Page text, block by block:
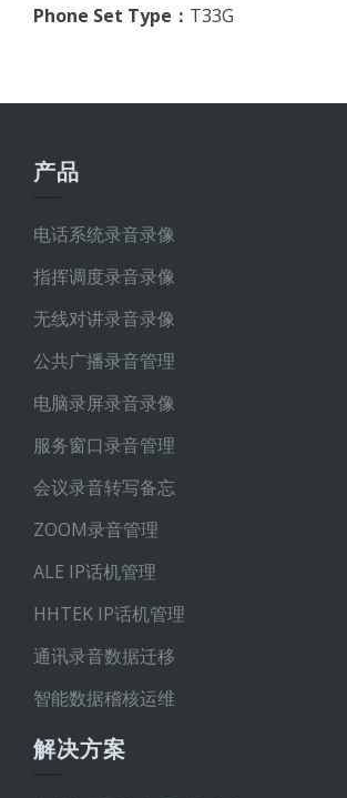
Phone Set Type： T33G
产品
电话系统录音录像
指挥调度录音录像
无线对讲录音录像
公共广播录音管理
电脑录屏录音录像
服务窗口录音管理
会议录音转写备忘
ZOOM录音管理
ALE IP话机管理
HHTEK IP话机管理
通讯录音数据迁移
智能数据稽核运维
解决方案